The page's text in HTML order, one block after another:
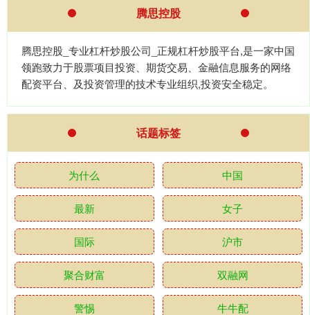
腾思控股
腾思控股_专业杠杆炒股公司_正规杠杆炒股平台,是一家中国
领跑致力于股票项目投资、期货交易、金融信息服务的网络
配资平台、及投资管理的技术专业组织,投资安全稳定。
话题标签
为什么 中国
最新 女子
国际 沪市
聚合财富 双融网
警惕 牛牛配